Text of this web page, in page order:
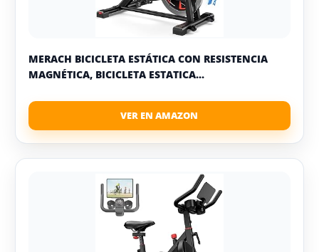
MERACH BICICLETA ESTÁTICA CON RESISTENCIA
MAGNÉTICA, BICICLETA ESTATICA...